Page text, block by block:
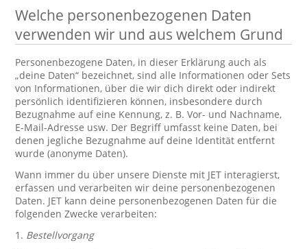
Welche personenbezogenen Daten
verwenden wir und aus welchem Grund
Personenbezogene Daten, in dieser Erklärung auch als
„deine Daten“ bezeichnet, sind alle Informationen oder Sets
von Informationen, über die wir dich direkt oder indirekt
persönlich identifizieren können, insbesondere durch
Bezugnahme auf eine Kennung, z. B. Vor- und Nachname,
E-Mail-Adresse usw. Der Begriff umfasst keine Daten, bei
denen jegliche Bezugnahme auf deine Identität entfernt
wurde (anonyme Daten).
Wann immer du über unsere Dienste mit JET interagierst,
erfassen und verarbeiten wir deine personenbezogenen
Daten. JET kann deine personenbezogenen Daten für die
folgenden Zwecke verarbeiten:
1. Bestellvorgang